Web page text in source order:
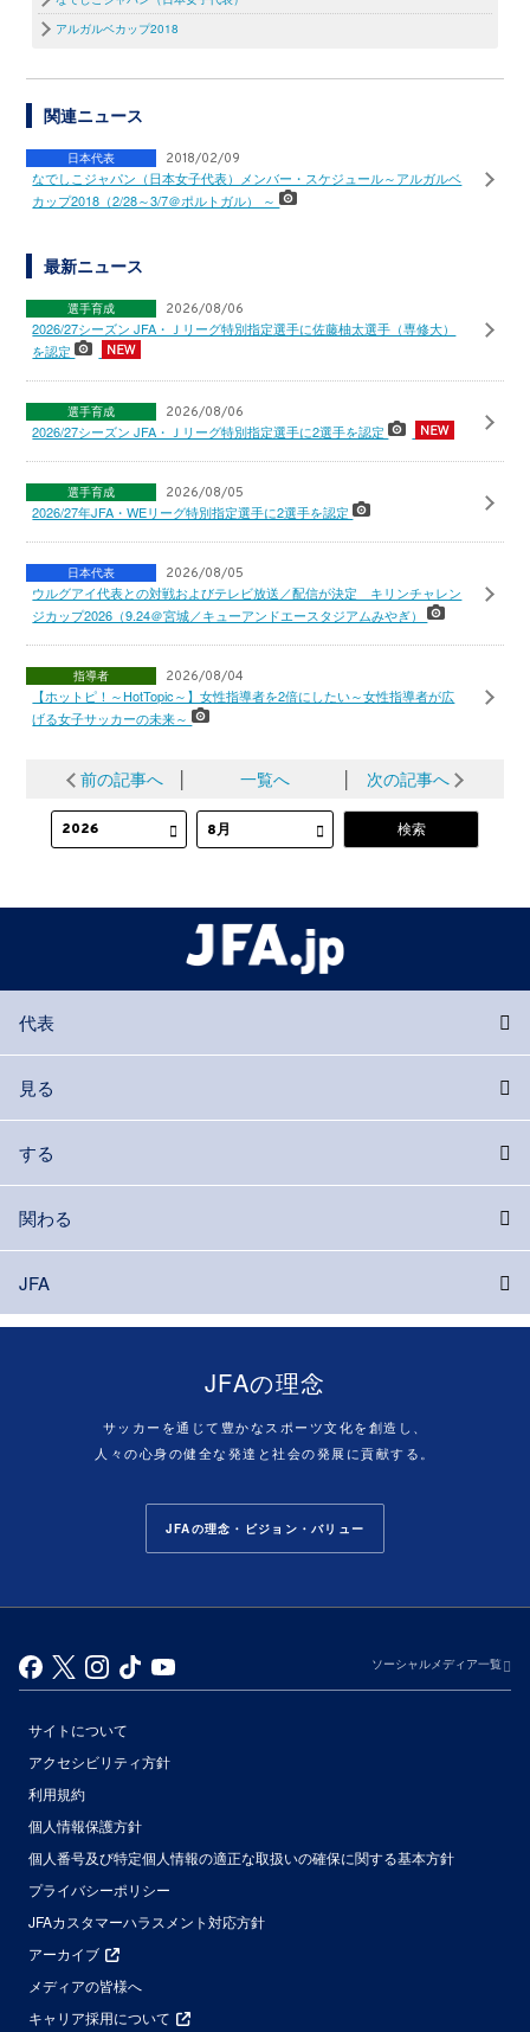
アルガルベカップ2018
関連ニュース
日本代表 2018/02/09
なでしこジャパン（日本女子代表）メンバー・スケジュール～アルガルベ
カップ2018（2/28～3/7＠ポルトガル） ～
最新ニュース
選手育成 2026/08/06
2026/27シーズン JFA・Ｊリーグ特別指定選手に佐藤柚太選手（専修大）
を認定
選手育成 2026/08/06
2026/27シーズン JFA・Ｊリーグ特別指定選手に2選手を認定
選手育成 2026/08/05
2026/27年JFA・WEリーグ特別指定選手に2選手を認定
日本代表 2026/08/05
ウルグアイ代表との対戦およびテレビ放送／配信が決定 キリンチャレン
ジカップ2026（9.24＠宮城／キューアンドエースタジアムみやぎ）
指導者 2026/08/04
【ホットピ！～HotTopic～】女性指導者を2倍にしたい～女性指導者が広
げる女子サッカーの未来～
前の記事へ 一覧へ 次の記事へ
代表
見る
する
関わる
JFA
JFAの理念
サッカーを通じて豊かなスポーツ文化を創造し、
人々の心身の健全な発達と社会の発展に貢献する。
JFAの理念・ビジョン・バリュー
ソーシャルメディア一覧
サイトについて
アクセシビリティ方針
利用規約
個人情報保護方針
個人番号及び特定個人情報の適正な取扱いの確保に関する基本方針
プライバシーポリシー
JFAカスタマーハラスメント対応方針
アーカイブ
メディアの皆様へ
キャリア採用について